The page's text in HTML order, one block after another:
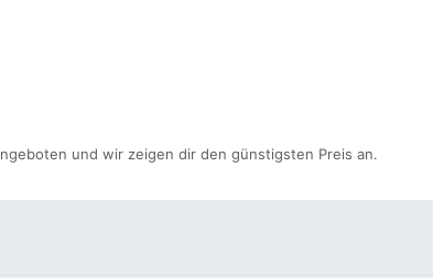
und wir zeigen dir den günstigsten Preis an.